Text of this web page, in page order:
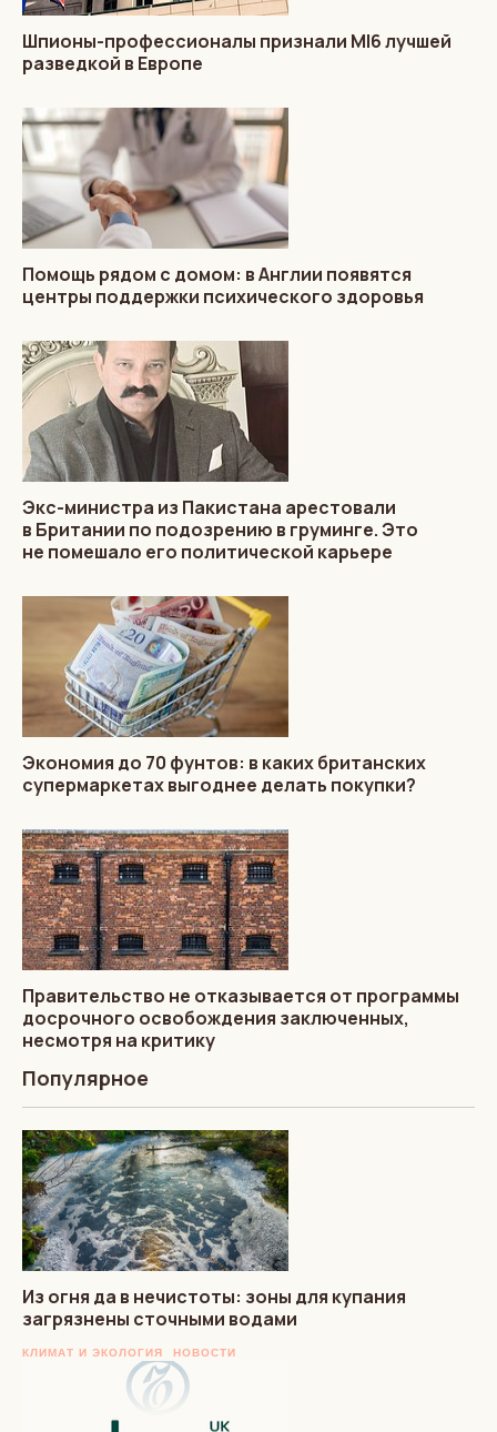
Шпионы-профессионалы признали MI6 лучшей
разведкой в Европе
Помощь рядом с домом: в Англии появятся
центры поддержки психического здоровья
Экс-министра из Пакистана арестовали
в Британии по подозрению в груминге. Это
не помешало его политической карьере
Экономия до 70 фунтов: в каких британских
супермаркетах выгоднее делать покупки?
Правительство не отказывается от программы
досрочного освобождения заключенных,
несмотря на критику
Популярное
Из огня да в нечистоты: зоны для купания
загрязнены сточными водами
КЛИМАТ И ЭКОЛОГИЯ НОВОСТИ